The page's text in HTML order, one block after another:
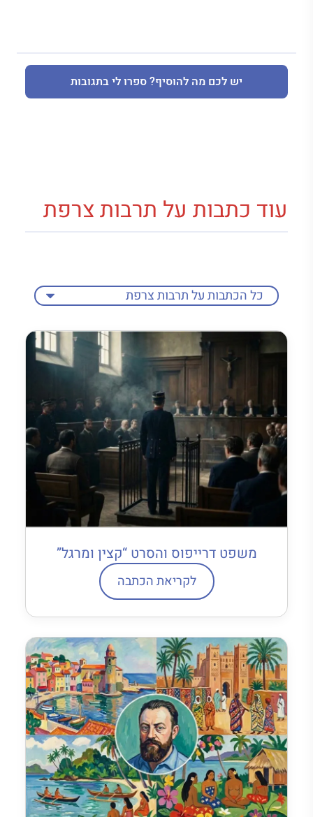
יש לכם מה להוסיף? ספרו לי בתגובות
עוד כתבות על תרבות צרפת
משפט דרייפוס והסרט “קצין ומרגל”
לקריאת הכתבה